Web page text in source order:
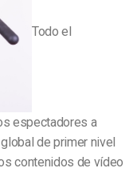
Todo el
espectadores a
de primer nivel
contenidos de vídeo